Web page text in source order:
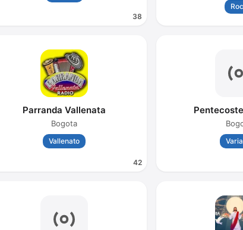
38
42
Parranda Vallenata
Bogota
Vallenato